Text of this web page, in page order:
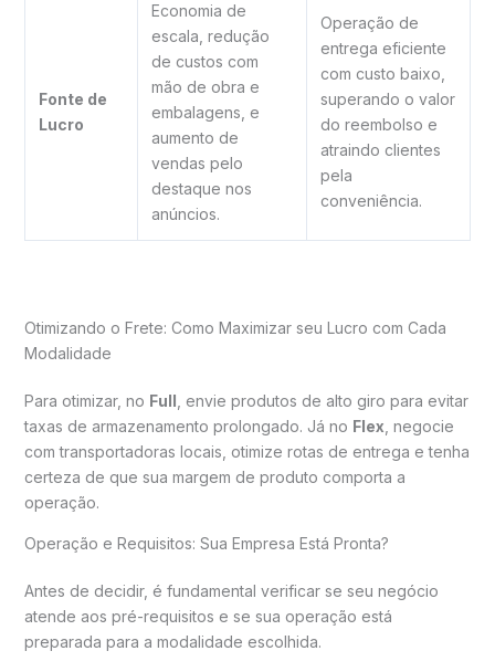
Fonte de
Lucro
Economia de
escala, redução
de custos com
mão de obra e
embalagens, e
aumento de
vendas pelo
destaque nos
anúncios.
Operação de
entrega eficiente
com custo baixo,
superando o valor
do reembolso e
atraindo clientes
pela
conveniência.
Otimizando o Frete: Como Maximizar seu Lucro com Cada
Modalidade
Para otimizar, no Full , envie produtos de alto giro para evitar
taxas de armazenamento prolongado. Já no Flex , negocie
com transportadoras locais, otimize rotas de entrega e tenha
certeza de que sua margem de produto comporta a
operação.
Operação e Requisitos: Sua Empresa Está Pronta?
Antes de decidir, é fundamental verificar se seu negócio
atende aos pré-requisitos e se sua operação está
preparada para a modalidade escolhida.